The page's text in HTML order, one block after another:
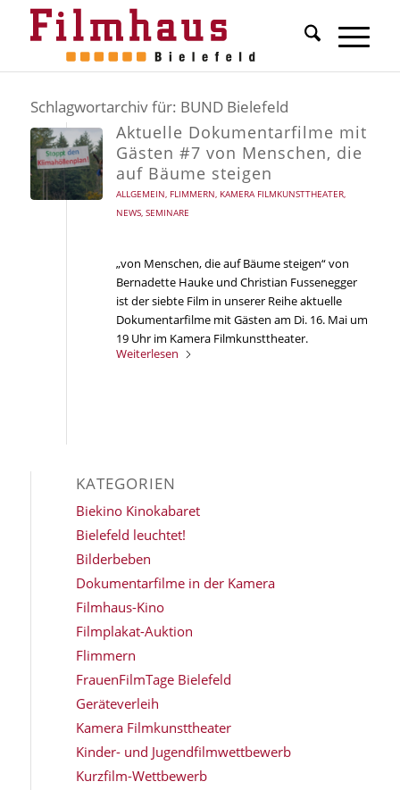
Schlagwortarchiv für: BUND Bielefeld
Aktuelle Dokumentarfilme mit
Gästen #7 von Menschen, die
auf Bäume steigen
ALLGEMEIN, FLIMMERN, KAMERA FILMKUNSTTHEATER,
NEWS, SEMINARE
„von Menschen, die auf Bäume steigen“ von
Bernadette Hauke und Christian Fussenegger
ist der siebte Film in unserer Reihe aktuelle
Dokumentarfilme mit Gästen am Di. 16. Mai um
19 Uhr im Kamera Filmkunsttheater.
Weiterlesen
KATEGORIEN
Biekino Kinokabaret
Bielefeld leuchtet!
Bilderbeben
Dokumentarfilme in der Kamera
Filmhaus-Kino
Filmplakat-Auktion
Flimmern
FrauenFilmTage Bielefeld
Geräteverleih
Kamera Filmkunsttheater
Kinder- und Jugendfilmwettbewerb
Kurzfilm-Wettbewerb